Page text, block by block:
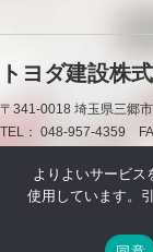
トヨダ建設株
〒341-0018 埼玉県三郷
TEL： 048-957-4359
よりよいサービ
使用しています。